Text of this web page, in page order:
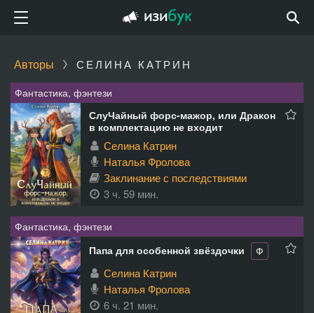
Авторы СЕЛИНА КАТРИН
Фантастика, фэнтези
СлуЧайный форс-мажор, или Дракон
в комплектацию не входит
Селина Катрин
Наталья Фролова
Заклинание с последствиями
3 ч. 59 мин.
Фантастика, фэнтези
Папа для особенной звёздочки
Ф
Селина Катрин
Наталья Фролова
6 ч. 21 мин.